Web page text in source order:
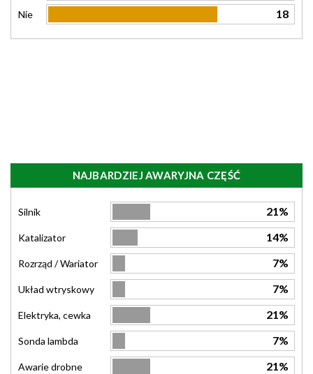
Nie 18
NAJBARDZIEJ AWARYJNA CZĘŚĆ
Silnik 21%
Katalizator 14%
Rozrząd / Wariator 7%
Układ wtryskowy 7%
Elektryka, cewka 21%
Sonda lambda 7%
Awarie drobne 21%